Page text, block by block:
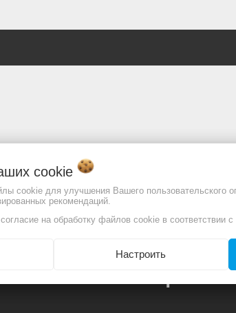
Смотреть
ПРО АКЦИИ И
cookie
cookie для улучшения Вашего пользовательского
рекомендаций.
на обработку файлов cookie в соответствии с
Настроить